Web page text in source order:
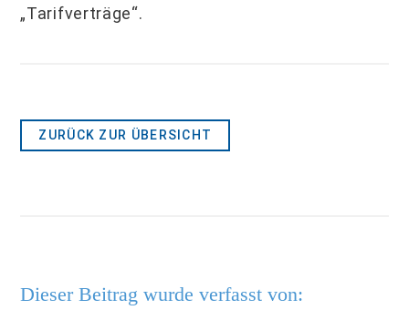
„Tarifverträge“.
ZURÜCK ZUR ÜBERSICHT
Dieser Beitrag wurde verfasst von: